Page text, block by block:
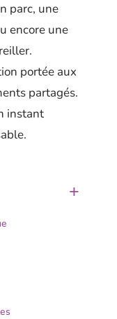
parc, une
encore une
portée aux
partagés.
instant